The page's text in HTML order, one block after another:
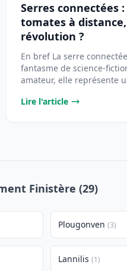
Serres connectées
tomates à
révolution ?
En bref La serre
fantasme de science-
amateur, elle représente
Lire l'article
Finistère (29)
Plougonven (3)
Lannilis (1)